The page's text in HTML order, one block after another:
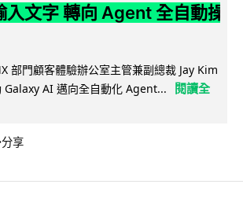
入文字 轉向 Agent 全自動操
部門顧客體驗辦公室主管兼副總裁 Jay Kim
Galaxy AI 邁向全自動化 Agent...
閱讀全
分享